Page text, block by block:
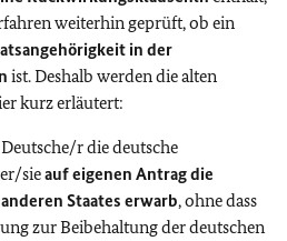
weiterhin geprüft, ob ein
in der
ist. Deshalb werden die alten
kurz erläutert:
r die deutsche
sieauf eigenen Antrag die
Staates erwarb, ohne dass
zur Beibehaltung der deutschen